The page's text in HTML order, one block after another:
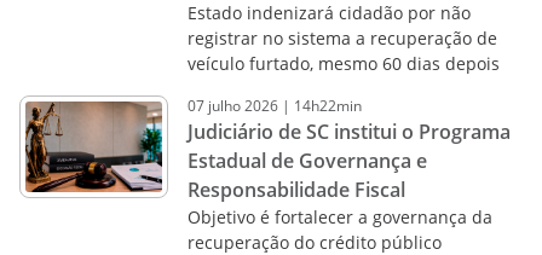
Estado indenizará cidadão por não
registrar no sistema a recuperação de
veículo furtado, mesmo 60 dias depois
07 julho2026 | 14h22min
Judiciário de SC institui o Programa
Estadual de Governança e
Responsabilidade Fiscal
Objetivo é fortalecer a governança da
recuperação do crédito público